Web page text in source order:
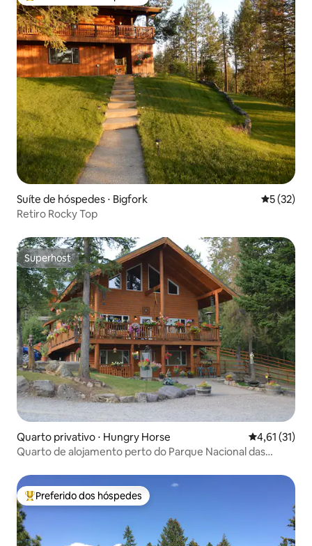
Suíte de hóspedes ⋅ Bigfork 5 de uma
5 (32)
Retiro Rocky Top
Superhost
Superhost
Quarto privativo ⋅ Hungry Horse 4,61 de uma
4,61 (31)
Quarto de alojamento perto do Parque Nacional das
Entre os melhores preferidos dos hóspedes
Preferido dos hóspedes